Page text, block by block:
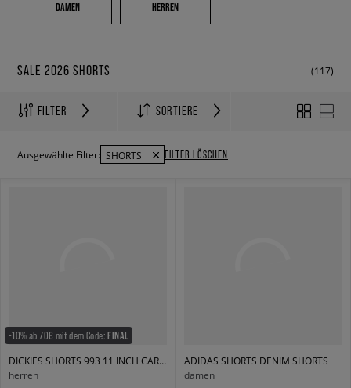
DAMEN HERREN
SALE 2026 SHORTS (117)
FILTER SORTIERE
Ausgewählte Filter: SHORTS FILTER LÖSCHEN
-10% ab 70€ mit dem Code:FINAL
DICKIES SHORTS 993 11 INCH CARPENTER SHORT JEANS
herren
ADIDAS SHORTS DENIM SHORTS
damen